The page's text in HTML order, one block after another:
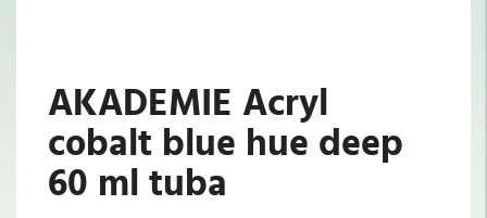
AKADEMIE Acryl
cobalt blue hue deep
60 ml tuba